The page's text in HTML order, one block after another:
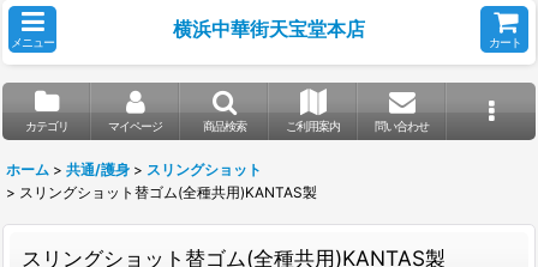
メニュー
横浜中華街天宝堂本店
カート
カテゴリ マイページ 商品検索 ご利用案内 問い合わせ
ホーム > 共通/護身 > スリングショット
> スリングショット替ゴム(全種共用)KANTAS製
スリングショット替ゴム(全種共用)KANTAS製